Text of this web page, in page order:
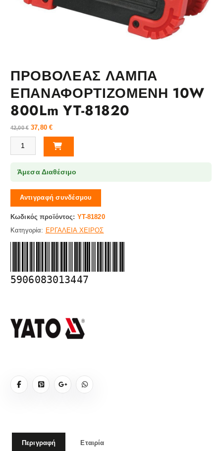
ΠΡΟΒΟΛΕΑΣ ΛΑΜΠΑ
ΕΠΑΝΑΦΟΡΤΙΖΟΜΕΝΗ 10W
800Lm YT-81820
42,00€ 37,80 €
ΠΡΟΒΟΛΕΑΣ ΛΑΜΠΑ ΕΠΑΝΑΦΟΡΤΙΖΟΜΕΝΗ 10W 800Lm YT-81820
Άμεσα Διαθέσιμο
Αντιγραφή συνδέσμου
Κωδικός προϊόντος: YT-81820
Κατηγορία: ΕΡΓΑΛΕΙΑ ΧΕΙΡΟΣ
5906083013447
Περιγραφή Εταιρία